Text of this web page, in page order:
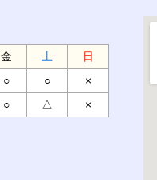
金 土
日
○ ○
×
○ △ ×